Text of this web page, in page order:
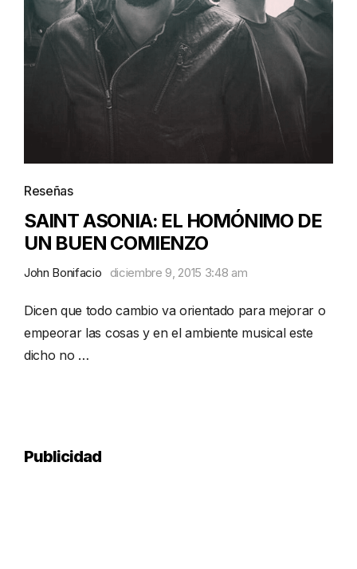
Reseñas
SAINT ASONIA: EL HOMÓNIMO DE
UN BUEN COMIENZO
John Bonifacio diciembre 9, 2015 3:48 am
Dicen que todo cambio va orientado para mejorar o
empeorar las cosas y en el ambiente musical este
dicho no …
Publicidad